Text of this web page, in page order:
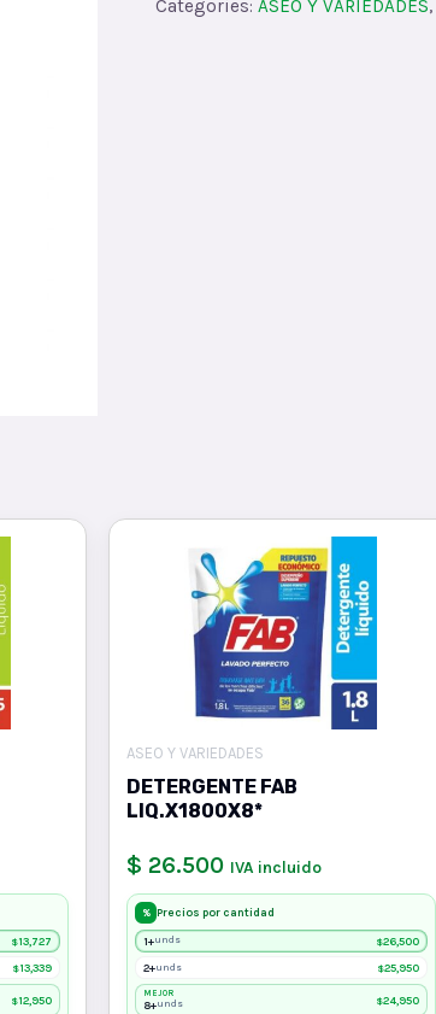
Categories: ASEO Y VARIEDADES,
$13,727
$13,339
$12,950
ASEO Y VARIEDADES
DETERGENTE FAB
LIQ.X1800X8*
$ 26.500 IVA incluido
% Precios por cantidad
1+unds $26,500
2+unds $25,950
MEJOR
8+unds $24,950